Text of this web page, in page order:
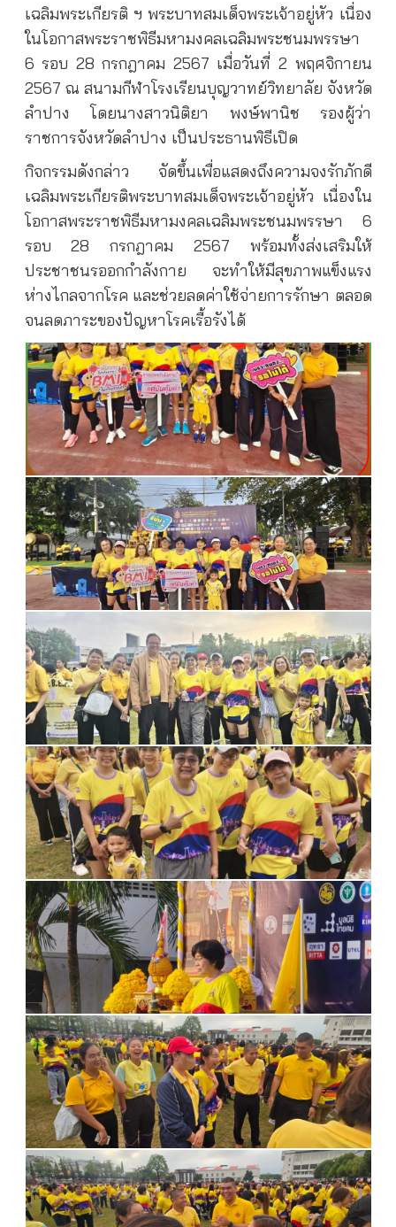
เฉลิมพระเกียรติ ฯ พระบาทสมเด็จพระเจ้าอยู่หัว เนื่อง
ในโอกาสพระราชพิธีมหามงคลเฉลิมพระชนมพรรษา
6 รอบ 28 กรกฎาคม 2567 เมื่อวันที่ 2 พฤศจิกายน
2567 ณ สนามกีฬาโรงเรียนบุญวาทย์วิทยาลัย จังหวัด
ลำปาง โดยนางสาวนิติยา พงษ์พานิช รองผู้ว่า
ราชการจังหวัดลำปาง เป็นประธานพิธีเปิด
กิจกรรมดังกล่าว จัดขึ้นเพื่อแสดงถึงความจงรักภักดี
เฉลิมพระเกียรติพระบาทสมเด็จพระเจ้าอยู่หัว เนื่องใน
โอกาสพระราชพิธีมหามงคลเฉลิมพระชนมพรรษา 6
รอบ 28 กรกฎาคม 2567 พร้อมทั้งส่งเสริมให้
ประชาชนรออกกำลังกาย จะทำให้มีสุขภาพแข็งแรง
ห่างไกลจากโรค และช่วยลดค่าใช้จ่ายการรักษา ตลอด
จนลดภาระของปัญหาโรคเรื้อรังได้